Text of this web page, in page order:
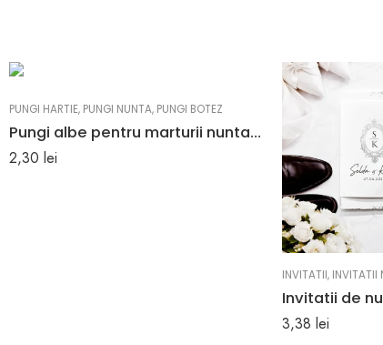
PUNGI HARTIE, PUNGI NUNTA, PUNGI BOTEZ
Pungi albe pentru marturii nunta sau botez
2,30 lei
INVITATII, INVITATII
3,38 lei